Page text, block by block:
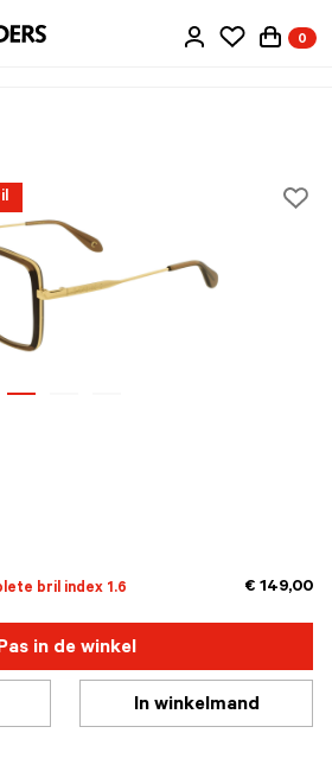
0
bril index 1.6 € 149,00
in de winkel
In winkelmand